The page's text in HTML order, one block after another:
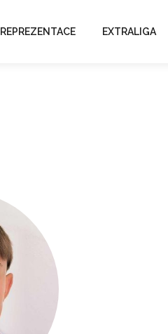
REPREZENTACE EXTRALIGA